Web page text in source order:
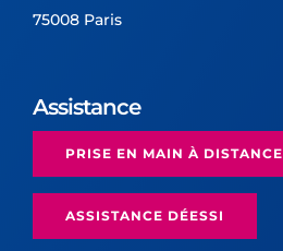
75008 Paris
Assistance
PRISE EN MAIN À DISTANCE
ASSISTANCE DÉESSI